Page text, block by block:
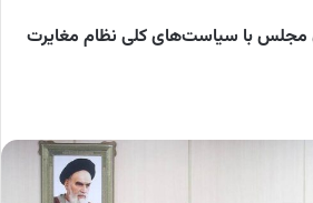
مجلس با سیاست‌های کلی نظام مغایرت